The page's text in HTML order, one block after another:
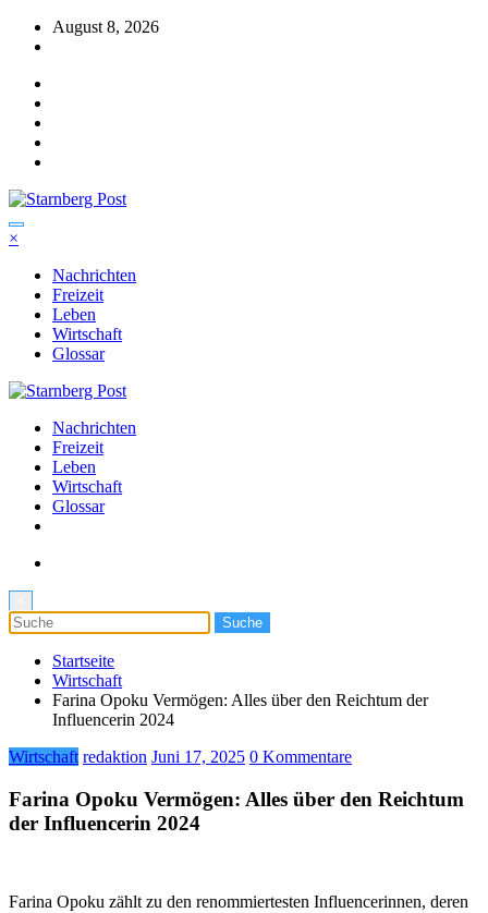
Zum
Inhalt
August 8, 2026
×
Nachrichten
Freizeit
Leben
Wirtschaft
Glossar
Nachrichten
Freizeit
Leben
Wirtschaft
Glossar
Startseite
Wirtschaft
Farina Opoku Vermögen: Alles über den Reichtum der
Influencerin 2024
Wirtschaft redaktion Juni 17, 2025 0 Kommentare
Farina Opoku Vermögen: Alles über den Reichtum
der Influencerin 2024
Farina Opoku zählt zu den renommiertesten Influencerinnen, deren